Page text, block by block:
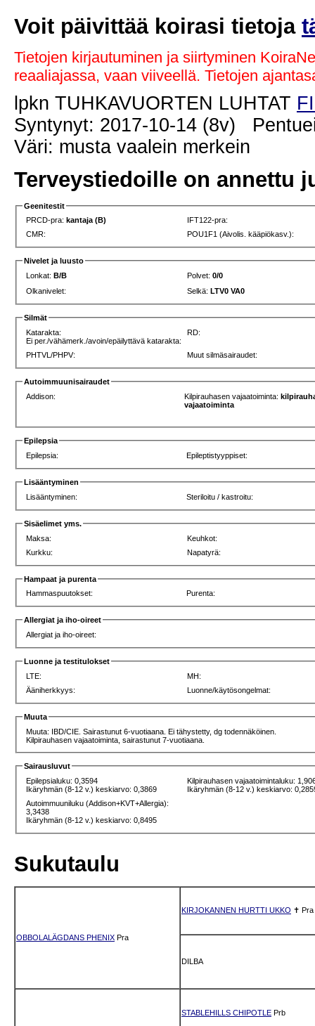
Voit päivittää koirasi tietoja
Tietojen kirjautuminen ja siirtyminen
reaaliajassa, vaan viiveellä. Tietojen
lpkn TUHKAVUORTEN LUHTAT
Syntynyt: 2017-10-14 (8v)
Väri: musta vaalein merkein
Terveystiedoille on annettu
Geenitestit
PRCD-pra: kantaja (B)
IFT122-pra:
CMR:
POU1F1 (Aivolis. kääpiökasv.):
Nivelet ja luusto
Lonkat:B/B Polvet:0/0
Olkanivelet:
Selkä:LTV0 VA0
Silmät
Katarakta:
Ei per./vähämerk./avoin/epäilyttävä katarakta:
RD:
PHTVL/PHPV: Muut silmäsairaudet:
Autoimmuunisairaudet
Addison:
Kilpirauhasen vajaatoiminta:
vajaatoiminta
Epilepsia
Epilepsia:
Epileptistyyppiset:
Lisääntyminen
Lisääntyminen:
Steriloitu / kastroitu:
Sisäelimet yms.
Maksa:
Keuhkot:
Kurkku:
Napatyrä:
Hampaat ja purenta
Hammaspuutokset:
Purenta:
Allergiat ja iho-oireet
Allergiat ja iho-oireet:
Luonne ja testitulokset
LTE:
MH:
Ääniherkkyys:
Luonne/käytösongelmat:
Muuta
Muuta: IBD/CIE. Sairastunut 6-vuotiaana. Ei tähystetty, dg todennäköinen.
Kilpirauhasen vajaatoiminta, sairastunut 7-vuotiaana.
Sairausluvut
Epilepsialuku: 0,3594
Ikäryhmän (8-12 v.) keskiarvo: 0,3869
Kilpirauhasen vajaatoimintaluku:
Ikäryhmän (8-12 v.) keskiarvo:
Autoimmuuniluku (Addison+KVT+Allergia):
3,3438
Ikäryhmän (8-12 v.) keskiarvo: 0,8495
Sukutaulu
OBBOLALÄGDANS PHENIX Pra
KIRJOKANNEN HURTTI UKKO ✝ Pra
DILBA
STABLEHILLS CHIPOTLE Prb